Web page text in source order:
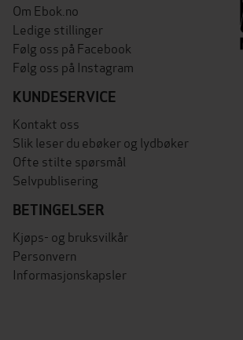
Om Ebok.no
Ledige stillinger
Følg oss på Facebook
Følg oss på Instagram
KUNDESERVICE
Kontakt oss
Slik leser du ebøker og lydbøker
Ofte stilte spørsmål
Selvpublisering
BETINGELSER
Kjøps- og bruksvilkår
Personvern
Informasjonskapsler